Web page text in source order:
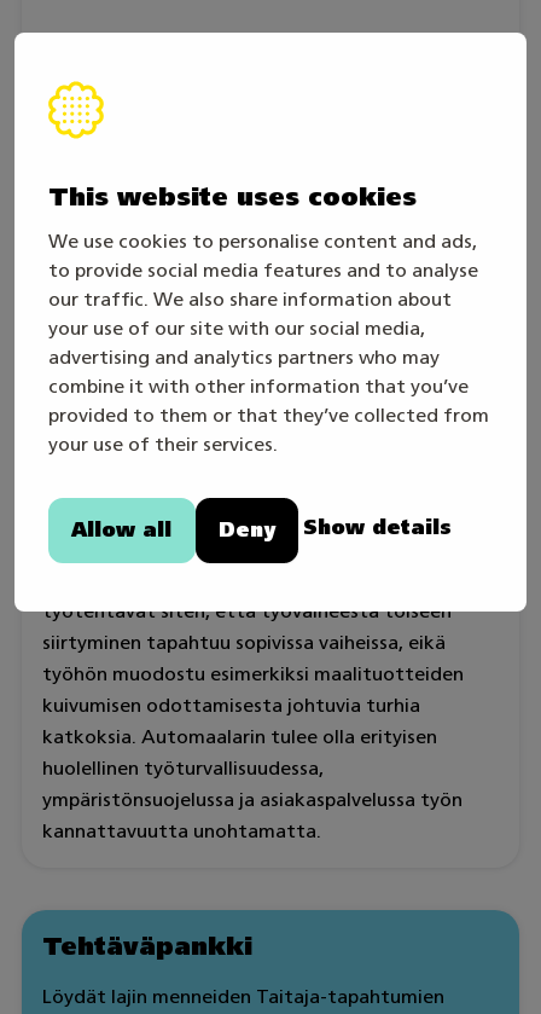
This website uses cookies
We use cookies to personalise content and ads,
to provide social media features and to analyse
our traffic. We also share information about
your use of our site with our social media,
advertising and analytics partners who may
combine it with other information that you’ve
provided to them or that they’ve collected from
your use of their services.
Allow all Deny Show details
Automaalarin työtehtävinä voivat olla esimerkiksi
autonosan ruosteenpoistokorjaus, maalipinnan
uudistaminen tai maalipinnan korjaus.
Automaalarin on osattava suorittaa kohteisiin
työtehtävät sekä päättää itse järkevästä
työjärjestyksestä.
Kilpailu on yksilökilpailu.
Automaalarin tulee hallita ammatissa
nykyaikaiset työtehtävät työkokonaisuutena.
työtehtävät siten, että työvaiheesta toiseen
siirtyminen tapahtuu sopivissa vaiheissa, eikä
työhön muodostu esimerkiksi maalituotteiden
kuivumisen odottamisesta johtuvia turhia
katkoksia. Automaalarin tulee olla erityisen
huolellinen työturvallisuudessa,
ympäristönsuojelussa ja asiakaspalvelussa työn
kannattavuutta unohtamatta.
Tehtäväpankki
Löydät lajin menneiden Taitaja-tapahtumien